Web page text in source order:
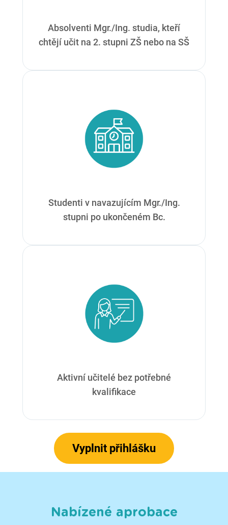
Absolventi Mgr./Ing. studia, kteří
chtějí učit na 2. stupni ZŠ nebo na SŠ
Studenti v navazujícím Mgr./Ing.
stupni po ukončeném Bc.
Aktivní učitelé bez potřebné
kvalifikace
Vyplnit přihlášku
Nabízené aprobace